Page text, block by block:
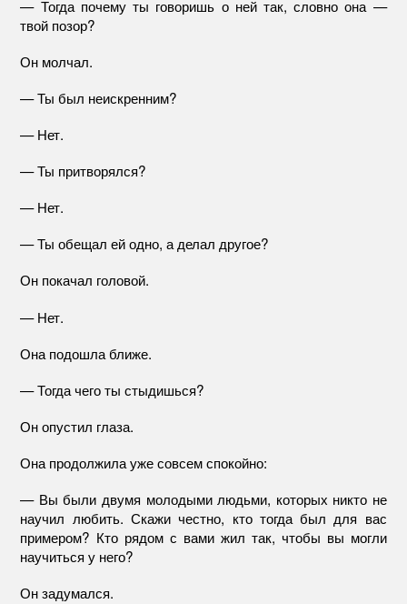
— Тогда почему ты говоришь о ней так, словно она —
твой позор?
Он молчал.
— Ты был неискренним?
— Нет.
— Ты притворялся?
— Нет.
— Ты обещал ей одно, а делал другое?
Он покачал головой.
— Нет.
Она подошла ближе.
— Тогда чего ты стыдишься?
Он опустил глаза.
Она продолжила уже совсем спокойно:
— Вы были двумя молодыми людьми, которых никто не
научил любить. Скажи честно, кто тогда был для вас
примером? Кто рядом с вами жил так, чтобы вы могли
научиться у него?
Он задумался.